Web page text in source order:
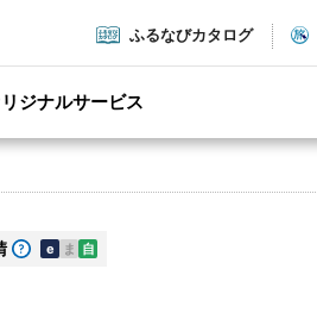
ふるなびカタログ
ジナルサービス
e ま 自